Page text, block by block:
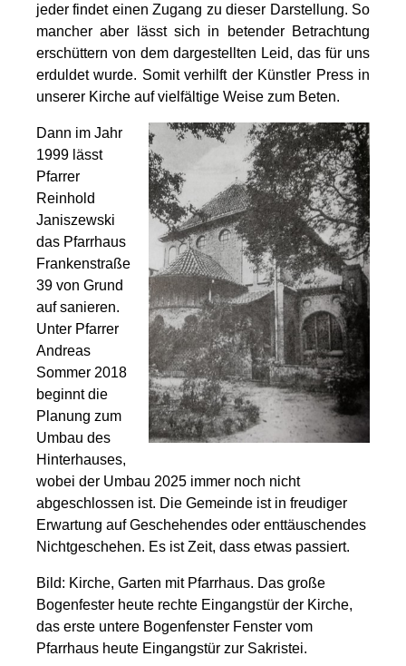
jeder findet einen Zugang zu dieser Darstellung. So
mancher aber lässt sich in betender Betrachtung
erschüttern von dem dargestellten Leid, das für uns
erduldet wurde. Somit verhilft der Künstler Press in
unserer Kirche auf vielfältige Weise zum Beten.
Dann im Jahr
1999 lässt
Pfarrer
Reinhold
Janiszewski
das Pfarrhaus
Frankenstraße
39 von Grund
auf sanieren.
Unter Pfarrer
Andreas
Sommer 2018
beginnt die
Planung zum
Umbau des
Hinterhauses,
wobei der Umbau 2025 immer noch nicht
abgeschlossen ist. Die Gemeinde ist in freudiger
Erwartung auf Geschehendes oder enttäuschendes
Nichtgeschehen. Es ist Zeit, dass etwas passiert.
Bild: Kirche, Garten mit Pfarrhaus. Das große
Bogenfester heute rechte Eingangstür der Kirche,
das erste untere Bogenfenster Fenster vom
Pfarrhaus heute Eingangstür zur Sakristei.